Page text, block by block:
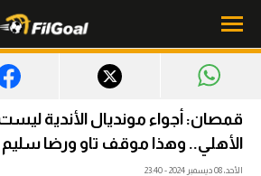
محتوى إخباري
الرئيسية
قمصان: أجواء مونديال الأندية
الأهلي.. وهذا موقف تاو ورضا سليم
الأحد، 08 ديسمبر 2024 - 23:40